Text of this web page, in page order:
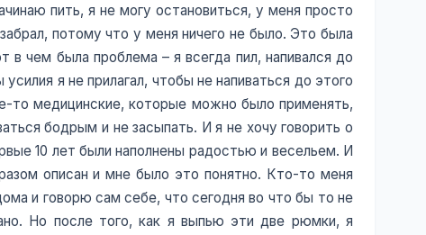
пить, я не могу остановиться, у меня просто
потому что у меня ничего не было. Это была
в чем была проблема – я всегда пил, напивался до
я не прилагал, чтобы не напиваться до этого
то медицинские, которые можно было применять,
бодрым и не засыпать. И я не хочу говорить о
10 лет были наполнены радостью и весельем. И
описан и мне было это понятно. Кто-то меня
и говорю сам себе, что сегодня во что бы то не
Но после того, как я выпью эти две рюмки, я